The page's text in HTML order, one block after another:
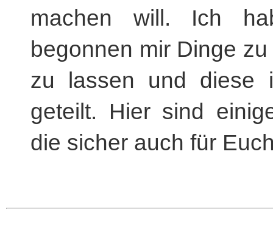
machen will. Ich
begonnen mir Dinge
zu lassen und diese
geteilt. Hier sind
die sicher auch für